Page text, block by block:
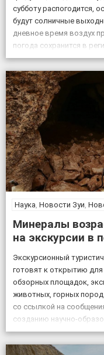
субботу распогодится,
будут солничные
дневное время воздух
погода сохранится в
Наука, Новости Зуи,
Минералы
на экскурсии в
Экскурсионный
готовят к открытию для
обзорных площадок,
животных, горных
со ссылкой на
созданию научно-
комплекса на базе
Крымского